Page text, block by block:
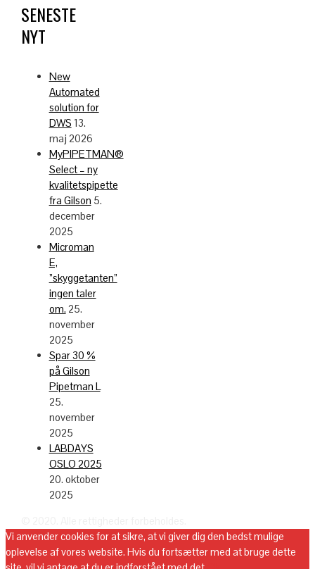
SENESTE
NYT
New
Automated
solution for
DWS 13.
maj 2026
MyPIPETMAN®
Select – ny
kvalitetspipette
fra Gilson 5.
december
2025
Microman
E,
”skyggetanten”
ingen taler
om. 25.
november
2025
Spar 30 %
på Gilson
Pipetman L
25.
november
2025
LABDAYS
OSLO 2025
20. oktober
2025
Vi anvender cookies for at sikre, at vi giver dig den bedst mulige
oplevelse af vores website. Hvis du fortsætter med at bruge dette